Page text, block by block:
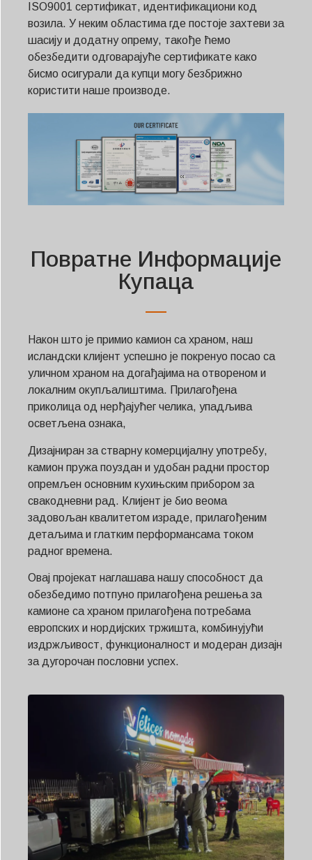
ISO9001 сертификат, идентификациони код
возила. У неким областима где постоје захтеви за
шасију и додатну опрему, такође ћемо
обезбедити одговарајуће сертификате како
бисмо осигурали да купци могу безбрижно
користити наше производе.
Повратне Информације
Купаца
Након што је примио камион са храном, наш
исландски клијент успешно је покренуо посао са
уличном храном на догађајима на отвореном и
локалним окупљалиштима. Прилагођена
приколица од нерђајућег челика, упадљива
осветљена ознака,
Дизајниран за стварну комерцијалну употребу,
камион пружа поуздан и удобан радни простор
опремљен основним кухињским прибором за
свакодневни рад. Клијент је био веома
задовољан квалитетом израде, прилагођеним
детаљима и глатким перформансама током
радног времена.
Овај пројекат наглашава нашу способност да
обезбедимо потпуно прилагођена решења за
камионе са храном прилагођена потребама
европских и нордијских тржишта, комбинујући
издржљивост, функционалност и модеран дизајн
за дугорочан пословни успех.